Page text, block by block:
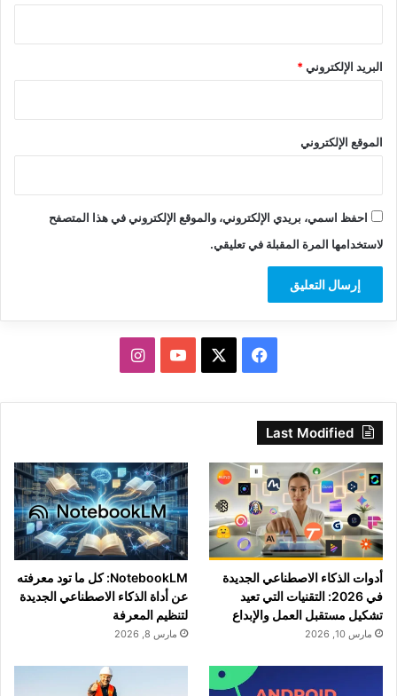
البريد الإلكتروني*
الموقع الإلكتروني
احفظ اسمي، بريدي الإلكتروني، والموقع الإلكتروني في هذا المتصفح
لاستخدامها المرة المقبلة في تعليقي.
فيسبوك ‫YouTubeانستقرام
Last Modified
أدوات الذكاء الاصطناعي الجديدة
في 2026: التقنيات التي تعيد
تشكيل مستقبل العمل والإبداع
مارس 10, 2026
NotebookLM: كل ما تود معرفته
عن أداة الذكاء الاصطناعي الجديدة
لتنظيم المعرفة
مارس 8, 2026